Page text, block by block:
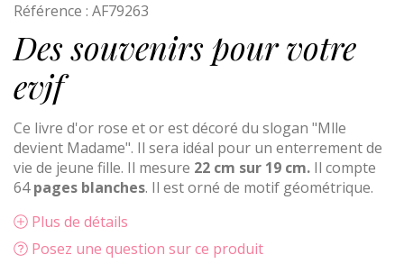
Référence : AF79263
Des souvenirs pour votre
evjf
Ce livre d'or rose et or est décoré du slogan "Mlle
devient Madame". Il sera idéal pour un enterrement de
vie de jeune fille. Il mesure 22 cm sur 19 cm. Il compte
64pages blanches. Il est orné de motif géométrique.
Plus de détails
Posez une question sur ce produit